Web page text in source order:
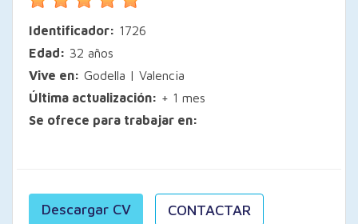
Identificador: 1726
Edad: 32 años
Vive en: Godella | Valencia
Última actualización: + 1 mes
Se ofrece para trabajar en:
Descargar CV CONTACTAR